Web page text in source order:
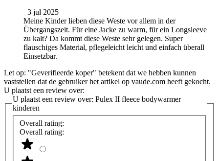
3 jul 2025
Meine Kinder lieben diese Weste vor allem in der
Übergangszeit. Für eine Jacke zu warm, für ein Longsleeve
zu kalt? Da kommt diese Weste sehr gelegen. Super
flauschiges Material, pflegeleicht leicht und einfach überall
Einsetzbar.
Let op: "Geverifieerde koper" betekent dat we hebben kunnen
vaststellen dat de gebruiker het artikel op vaude.com heeft gekocht.
U plaatst een review over:
U plaatst een review over: Pulex II fleece bodywarmer
kinderen
Overall rating:
Overall rating: